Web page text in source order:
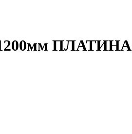
ПЛАТИНА